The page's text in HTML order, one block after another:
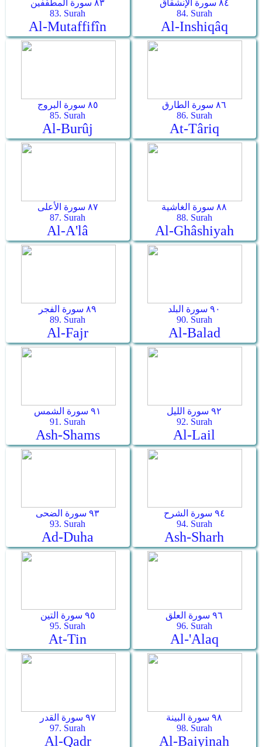
٨٣ سورة المطفّفين
83. Surah
Al-Mutaffifîn
٨٤ سورة الإنشقاق
84. Surah
Al-Inshiqâq
٨٥ سورة البروج
85. Surah
Al-Burûj
٨٦ سورة الطارق
86. Surah
At-Târiq
٨٧ سورة الأعلى
87. Surah
Al-A'lâ
٨٨ سورة الغاشية
88. Surah
Al-Ghâshiyah
٨٩ سورة الفجر
89. Surah
Al-Fajr
٩٠ سورة البلد
90. Surah
Al-Balad
٩١ سورة الشمس
91. Surah
Ash-Shams
٩٢ سورة الليل
92. Surah
Al-Lail
٩٣ سورة الضحى
93. Surah
Ad-Duha
٩٤ سورة الشرح
94. Surah
Ash-Sharh
٩٥ سورة التين
95. Surah
At-Tin
٩٦ سورة العلق
96. Surah
Al-'Alaq
٩٧ سورة القدر
97. Surah
Al-Qadr
٩٨ سورة البينة
98. Surah
Al-Baiyinah